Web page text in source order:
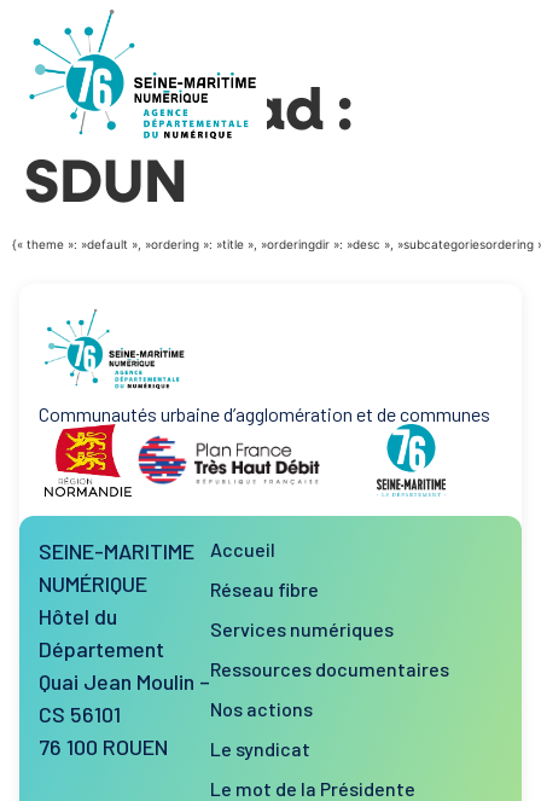
WP File
Download :
SDUN
{« theme »: »default », »ordering »: »title », »orderingdir »: »desc »,
Communautés urbaine d’agglomération et de communes
SEINE-MARITIME
NUMÉRIQUE
Hôtel du
Département
Quai Jean Moulin –
CS 56101
76 100 ROUEN
Accueil
Réseau fibre
Services numériques
Ressources documentaires
Nos actions
Le syndicat
Le mot de la Présidente